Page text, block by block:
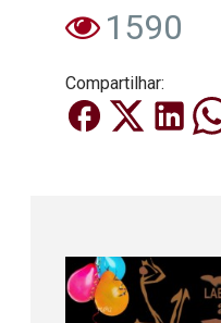
1590
Compartilhar: